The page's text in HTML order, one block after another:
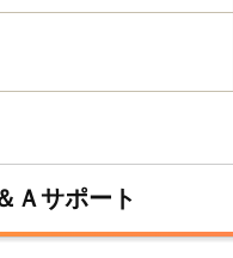
（水）
Ａサポート